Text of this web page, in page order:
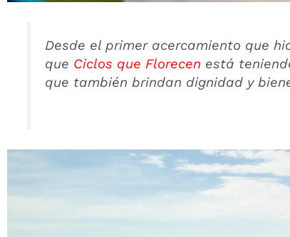
Desde el primer acercamiento que
que Ciclos que Florecen está
que también brindan dignidad y